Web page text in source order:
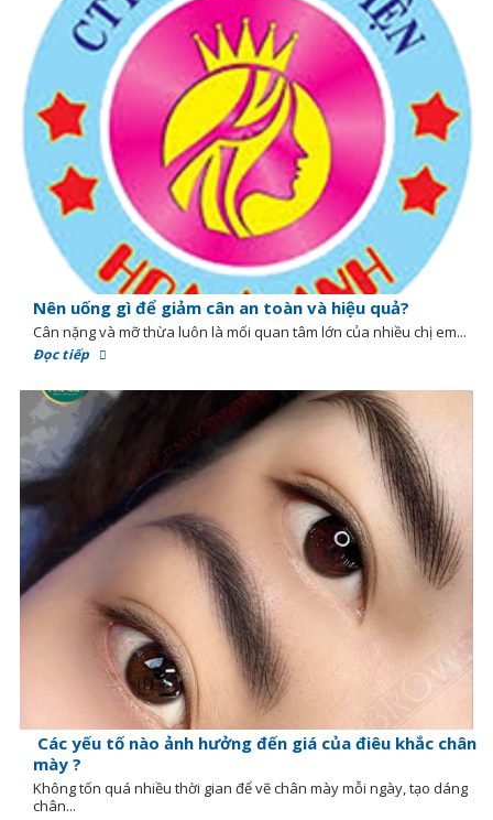
Nên uống gì để giảm cân an toàn và hiệu quả?
Cân nặng và mỡ thừa luôn là mối quan tâm lớn của nhiều chị em...
Đọc tiếp
Các yếu tố nào ảnh hưởng đến giá của điêu khắc chân
mày ?
Không tốn quá nhiều thời gian để vẽ chân mày mỗi ngày, tạo dáng
chân...